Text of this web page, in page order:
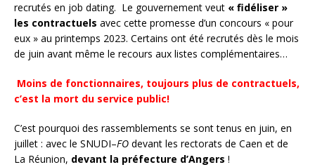
recrutés en job dating. Le gouvernement veut « fidéliser »
les contractuels avec cette promesse d’un concours « pour
eux » au printemps 2023. Certains ont été recrutés dès le mois
de juin avant même le recours aux listes complémentaires…
Moins de fonctionnaires, toujours plus de contractuels,
c’est la mort du service public!
C’est pourquoi des rassemblements se sont tenus en juin, en
juillet : avec le SNUDI–FO devant les rectorats de Caen et de
La Réunion, devant la préfecture d’Angers !